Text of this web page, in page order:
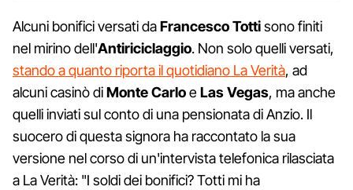
Alcuni bonifici versati daFrancesco Tottisono finiti
nel mirino dell'Antiriciclaggio. Non solo quelli versati,
stando a quanto riporta il quotidiano La Verità, ad
alcuni casinò diMonte CarloeLas Vegas, ma anche
quelli inviati sul conto di una pensionata di Anzio. Il
suocero di questa signora ha raccontato la sua
versione nel corso di un'intervista telefonica rilasciata
a La Verità: "I soldi dei bonifici? Totti mi ha